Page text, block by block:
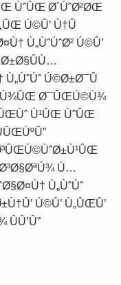
ÙˆÛŒ Ø´ÙˆØ²ØŒ
Ú©Û’ Ù†Û
Ù„ÙˆÚˆØ² Ú©Û’
Ú©Ø±Ø¯Û
Ø¯ÛŒÚ©Ú¾
Ù¹ÛŒ ÙˆÛŒ
Ù…
Ù„ÙˆÚˆ
Ú©Û’ Ù„ÛŒÛ’